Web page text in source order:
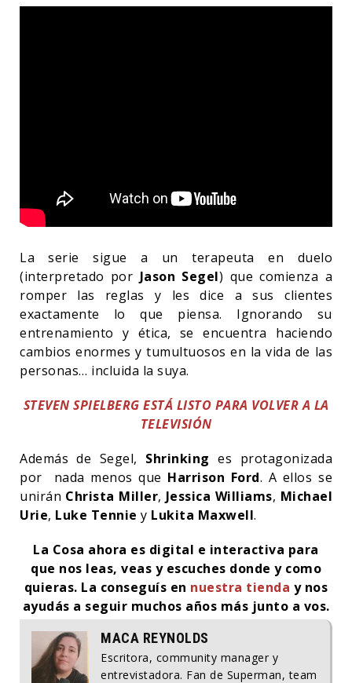
La serie
sigue a un terapeuta en duelo
(interpretado por Jason Segel) que comienza a
romper las reglas y les dice a sus clientes
exactamente lo que piensa. Ignorando su
entrenamiento y ética, se encuentra haciendo
cambios enormes y tumultuosos en la vida de las
personas… incluida la suya.
STEVEN SPIELBERG ESTÁ LISTO PARA VOLVER A LA
TELEVISIÓN
Además de Segel, Shrinkinges protagonizada
por nada menos que Harrison Ford. A ellos se
unirán Christa Miller, Jessica Williams, Michael
Urie, Luke Tennie y Lukita Maxwell.
La Cosa ahora es digital e interactiva para
que nos leas, veas y escuches donde y como
quieras. La conseguís en nuestra tienda y nos
ayudás a seguir muchos años más junto a vos.
MACA REYNOLDS
Escritora, community manager y
entrevistadora. Fan de Superman, team